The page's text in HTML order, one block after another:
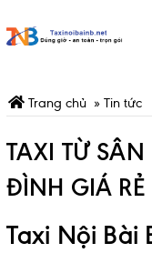
Trang chủ » Tin tức
TAXI TỪ
ĐÌNH GIÁ RẺ
Taxi Nội Bài